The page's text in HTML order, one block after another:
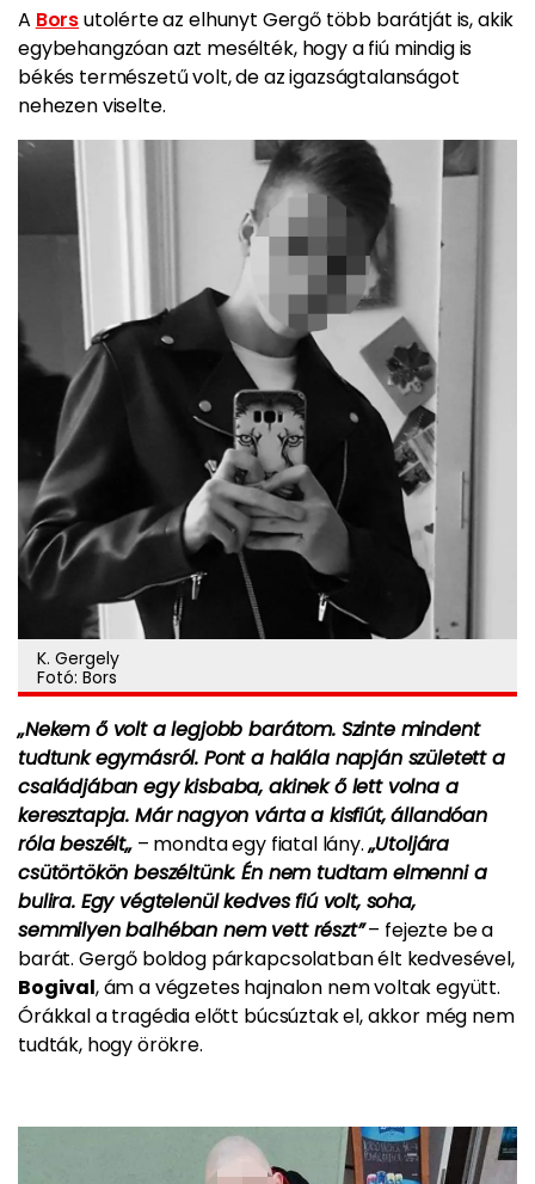
A Borsutolérte az elhunyt Gergő több barátját is, akik
egybehangzóan azt mesélték, hogya fiú mindig is
békés természetű volt, de az igazságtalanságot
nehezen viselte.
K. Gergely
Fotó: Bors
„Nekem ő volt a legjobb barátom. Szinte mindent
tudtunk egymásról. Pont a halála napján született a
családjában egy kisbaba, akinek ő lett volna a
keresztapja. Már nagyon várta a kisfiút, állandóan
róla beszélt„– mondta egy fiatal lány.„Utoljára
csütörtökön beszéltünk. Én nem tudtam elmenni a
bulira. Egy végtelenül kedves fiú volt, soha,
semmilyen balhéban nem vett részt”– fejezte be a
barát. Gergő boldog párkapcsolatban élt kedvesével,
Bogival, ám a végzetes hajnalon nem voltak együtt.
Órákkal a tragédia előtt búcsúztak el, akkor még nem
tudták, hogy örökre.